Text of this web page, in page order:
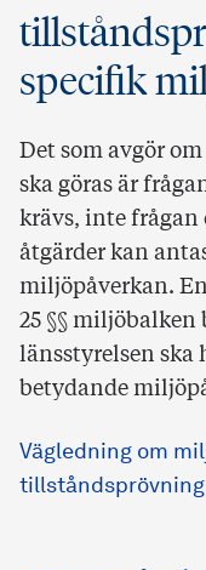
specifik
Det som avgör
ska göras är
krävs, inte frågan
åtgärder kan
miljöpåverkan.
25 §§ miljöbalken
länsstyrelsen ska
betydande
Vägledning om
tillståndsprövning